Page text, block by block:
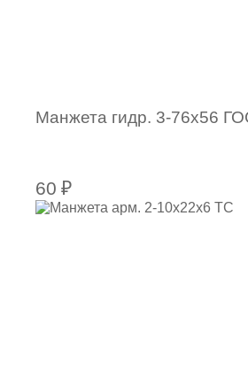
Манжета гидр. 3-76х56
60 ₽